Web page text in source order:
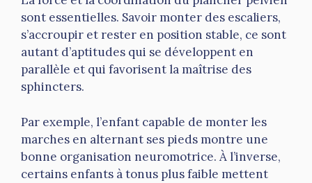
sont essentielles. Savoir monter des escaliers,
s’accroupir et rester en position stable, ce sont
autant d’aptitudes qui se développent en
parallèle et qui favorisent la maîtrise des
sphincters.
Par exemple, l’enfant capable de monter les
marches en alternant ses pieds montre une
bonne organisation neuromotrice. À l’inverse,
certains enfants à tonus plus faible mettent